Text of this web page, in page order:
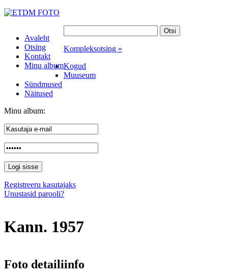
Avaleht
Otsing
Kontakt
Minu album
Kompleksotsing »
Kogud
Muuseum
Sündmused
Näitused
Minu album:
Registreeru kasutajaks
Unustasid parooli?
Kann. 1957
Foto detailiinfo